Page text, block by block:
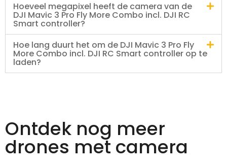
Hoeveel megapixel heeft de camera van de
DJI Mavic 3 Pro Fly More Combo incl. DJI RC
Smart controller?
Hoe lang duurt het om de DJI Mavic 3 Pro Fly
More Combo incl. DJI RC Smart controller op te
laden?
Ontdek nog meer
drones met camera